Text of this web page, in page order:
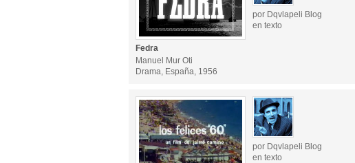
por Dqvlapeli Blog
en texto
Fedra
Manuel Mur Oti
Drama, España, 1956
por Dqvlapeli Blog
en texto